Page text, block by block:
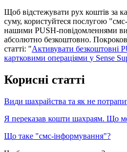
Щоб відстежувати рух коштів за ка
суму, користуйтеся послугою "смс-
нашими PUSH-повідомленнями ви
абсолютно безкоштовно. Покроков
статті: "Активувати безкоштовні
картковими операціями у Sense
Корисні статті
Види шахрайства та як не потрапи
Я переказав кошти шахраям. Що м
Що таке "смс-інформування"?